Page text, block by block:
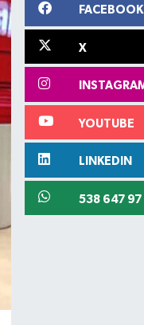
FACEBOOK
X
YOUTUBE
LINKEDIN
538 647 97